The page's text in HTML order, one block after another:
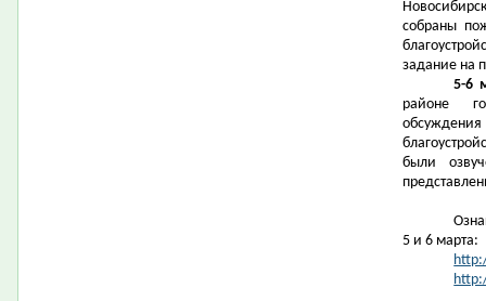
собраны
задание на
5-6
районе
были
5 и 6 марта: